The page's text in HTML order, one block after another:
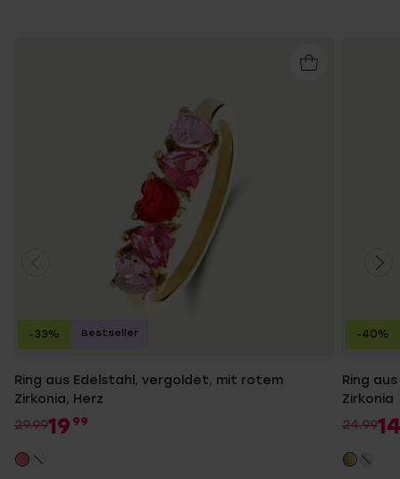
Ring aus Edelstahl, vergoldet, mit rotem
Zirkonia, Herz
29.9919 99
-33% Bestseller
Ring
Zirkonia
24.9914
-40%